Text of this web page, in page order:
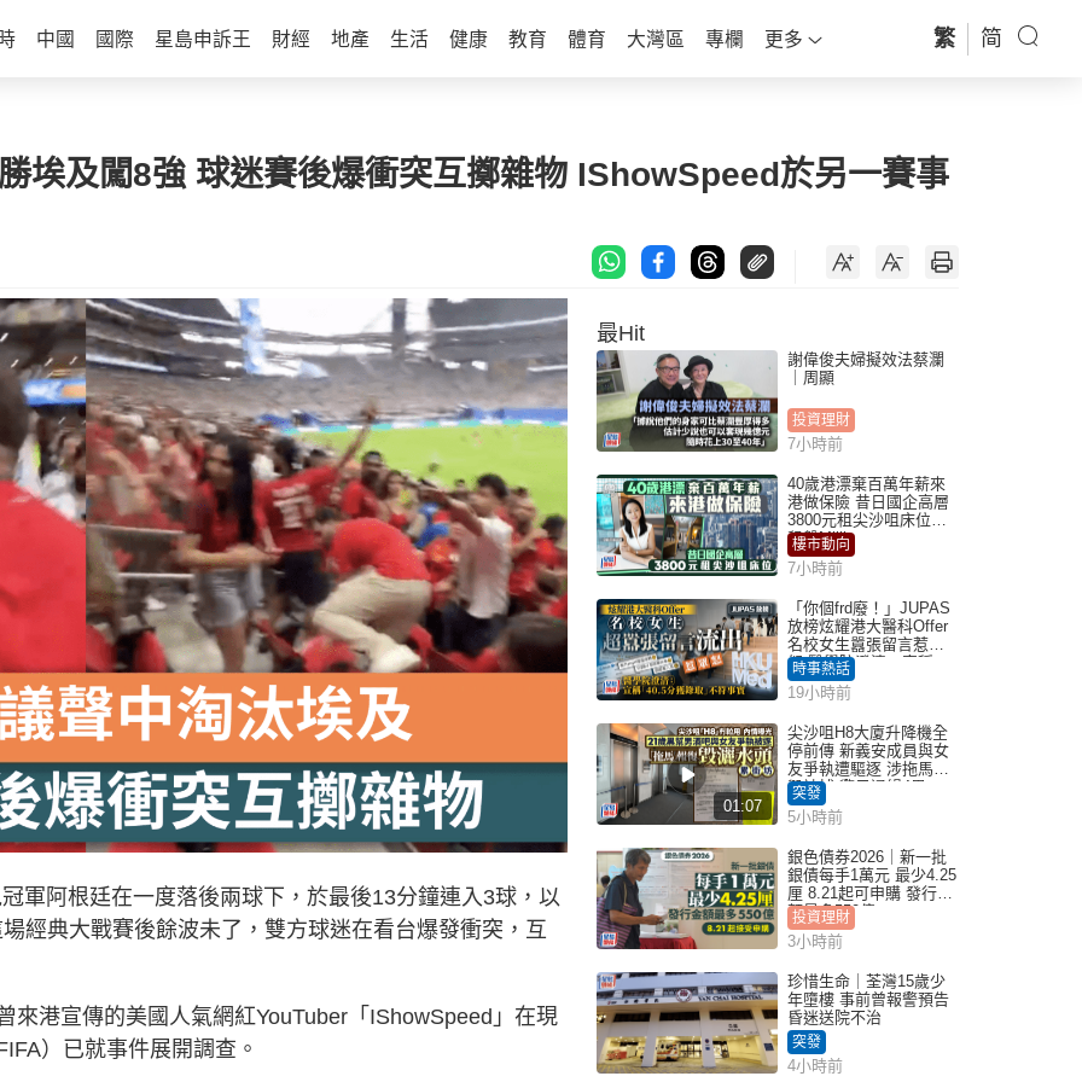
中國 國際 星島申訴王 財經 地產 生活 健康 教育 體育 大灣區 專欄 更多 繁 简
埃及闖8強 球迷賽後爆衝突互擲雜物 IShowSpeed於另一賽事
軍阿根廷在一度落後兩球下，於最後13分鐘連入3球，以
經典大戰賽後餘波未了，雙方球迷在看台爆發衝突，互
來港宣傳的美國人氣網紅YouTuber「IShowSpeed」在現
）已就事件展開調查。
最Hit
謝偉俊夫婦擬效法蔡瀾
｜周顯
投資理財
7小時前
40歲港漂棄百萬年薪來
港做保險 昔日國企高層
3800元租尖沙咀床位｜
租盤Million
樓市動向
7小時前
「你個frd廢！」JUPAS
放榜炫耀港大醫科Offer
名校女生囂張留言惹眾
怒 醫學院澄清：宣稱
「40.5分獲錄取」不符事
實｜Juicy叮
時事熱話
19小時前
01:07
尖沙咀H8大廈升降機全
停前傳 新義安成員與女
友爭執遭驅逐 涉拖馬刑
毀被捕 警另通緝4男
突發
5小時前
銀色債券2026｜新一批
銀債每手1萬元 最少4.25
厘 8.21起可申購 發行金
額最多550億
投資理財
3小時前
珍惜生命｜荃灣15歲少
年墮樓 事前曾報警預告
昏迷送院不治
突發
4小時前